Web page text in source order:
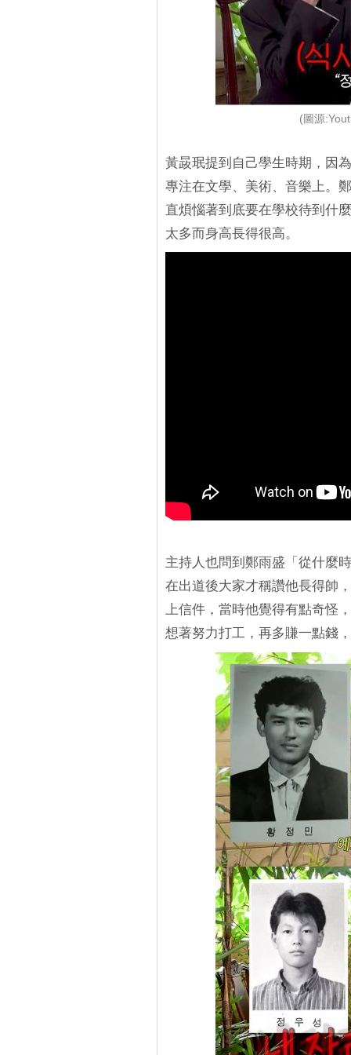
(圖源
黃晸珉提到自己學生時期，因
專注在文學、美術、音樂上。
直煩惱著到底要在學校待到什
太多而身高長得很高。
主持人也問到鄭雨盛「從什麼
在出道後大家才稱讚他長得帥
上信件，當時他覺得有點奇怪
想著努力打工，再多賺一點錢